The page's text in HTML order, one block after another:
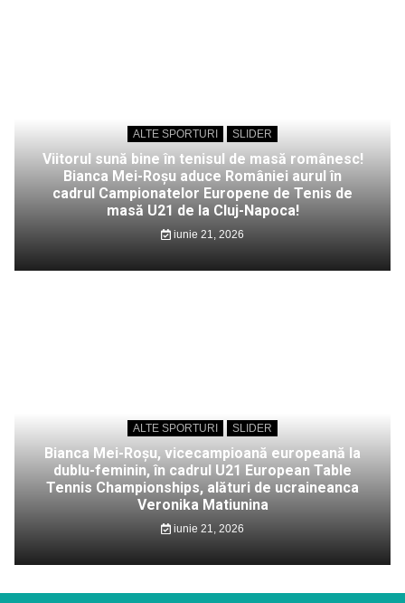
ALTE SPORTURI SLIDER
Viitorul sună bine în tenisul de masă românesc!
Bianca Mei-Roșu aduce României aurul în
cadrul Campionatelor Europene de Tenis de
masă U21 de la Cluj-Napoca!
iunie 21, 2026
ALTE SPORTURI SLIDER
Bianca Mei-Roșu, vicecampioană europeană la
dublu-feminin, în cadrul U21 European Table
Tennis Championships, alături de ucraineanca
Veronika Matiunina
iunie 21, 2026